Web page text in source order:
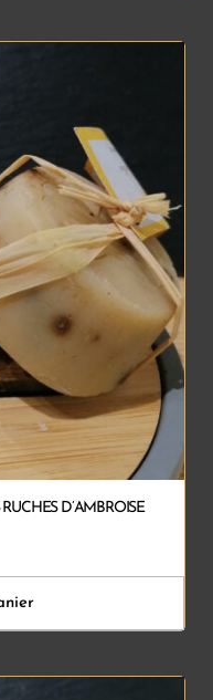
D’AMBROISE